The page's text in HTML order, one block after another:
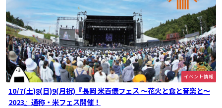
イベント情報
10/7(土)8(日)9(月祝)『長岡 米百俵フェス 〜花火と食と音楽と〜
2023』通称・米フェス開催！